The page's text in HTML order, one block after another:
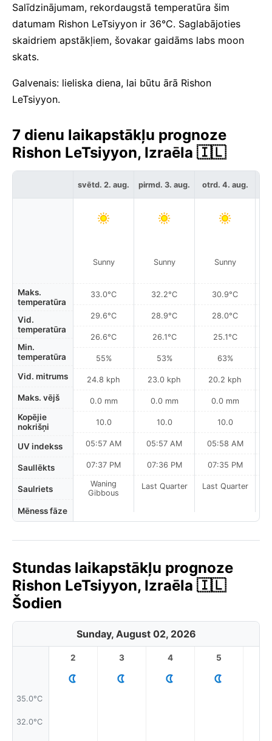
Salīdzinājumam, rekordaugstā temperatūra šim
datumam Rishon LeTsiyyon ir 36°C. Saglabājoties
skaidriem apstākļiem, šovakar gaidāms labs moon
skats.
Galvenais: lieliska diena, lai būtu ārā Rishon
LeTsiyyon.
7 dienu laikapstākļu prognoze
Rishon LeTsiyyon, Izraēla 🇮🇱
Maks.
temperatūra
Vid.
temperatūra
Min.
temperatūra
Vid. mitrums
Maks. vējš
Kopējie
nokrišņi
UV indekss
Saullēkts
Saulriets
Mēness fāze
svētd. 2. aug.
Sunny
33.0°C
29.6°C
26.6°C
55%
24.8 kph
0.0 mm
10.0
05:57 AM
07:37 PM
Waning
Gibbous
pirmd. 3. aug.
Sunny
32.2°C
28.9°C
26.1°C
53%
23.0 kph
0.0 mm
10.0
05:57 AM
07:36 PM
Last Quarter
otrd. 4. aug.
Sunny
30.9°C
28.0°C
25.1°C
63%
20.2 kph
0.0 mm
10.0
05:58 AM
07:35 PM
Last Quarter
Stundas laikapstākļu prognoze
Rishon LeTsiyyon, Izraēla 🇮🇱
Šodien
Sunday, August 02, 2026
35.0°C
32.0°C
2 3 4 5